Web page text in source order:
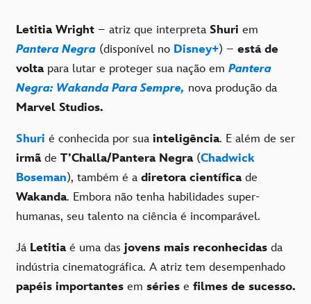
Letitia Wright – atriz que interpreta Shuri em
Pantera Negra (disponível no Disney+) – está de
voltapara lutar e proteger sua nação em Pantera
Negra: Wakanda Para Sempre, nova produção da
Marvel Studios.
Shuri é conhecida por sua inteligência. E além de ser
irmãde T’Challa/Pantera Negra(Chadwick
Boseman), também é a diretora científicade
Wakanda. Embora não tenha habilidades super-
humanas, seu talento na ciência é incomparável.
Já Letitiaé uma das jovens mais reconhecidas da
indústria cinematográfica. A atriz tem desempenhado
papéis importantes em séries e filmes de sucesso.